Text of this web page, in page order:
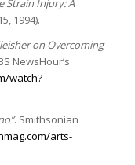
Strain Injury: A
1994).
on Overcoming
NewsHour’s
watch?
. Smithsonian
arts-